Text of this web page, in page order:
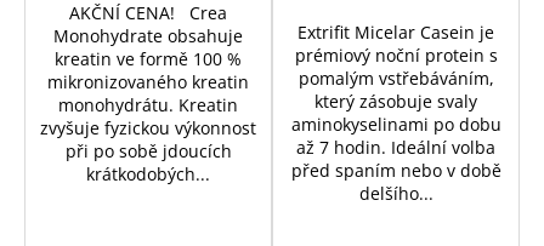
AKČNÍ CENA! Crea
Monohydrate obsahuje
kreatin ve formě 100 %
mikronizovaného kreatin
monohydrátu. Kreatin
zvyšuje fyzickou výkonnost
při po sobě jdoucích
krátkodobých...
Extrifit Micelar Casein je
prémiový noční protein s
pomalým vstřebáváním,
který zásobuje svaly
aminokyselinami po dobu
až 7 hodin. Ideální volba
před spaním nebo v době
delšího...